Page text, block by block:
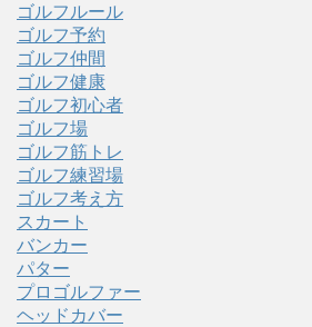
ゴルフルール
ゴルフ予約
ゴルフ仲間
ゴルフ健康
ゴルフ初心者
ゴルフ場
ゴルフ筋トレ
ゴルフ練習場
ゴルフ考え方
スカート
バンカー
パター
プロゴルファー
ヘッドカバー